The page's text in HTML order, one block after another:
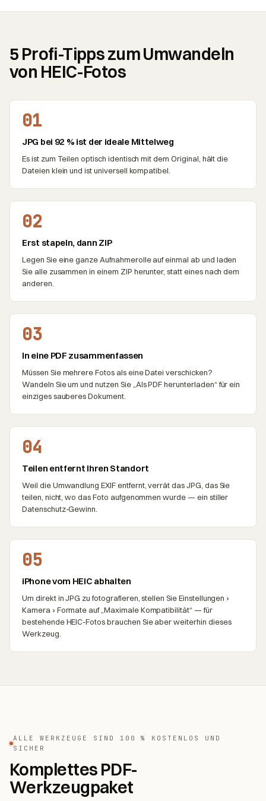
5 Profi-Tipps zum Umwandeln
von HEIC-Fotos
01
JPG bei 92 % ist der ideale Mittelweg
Es ist zum Teilen optisch identisch mit dem Original, hält die
Dateien klein und ist universell kompatibel.
02
Erst stapeln, dann ZIP
Legen Sie eine ganze Aufnahmerolle auf einmal ab und laden
Sie alle zusammen in einem ZIP herunter, statt eines nach dem
anderen.
03
In eine PDF zusammenfassen
Müssen Sie mehrere Fotos als eine Datei verschicken?
Wandeln Sie um und nutzen Sie „Als PDF herunterladen“ für ein
einziges sauberes Dokument.
04
Teilen entfernt Ihren Standort
Weil die Umwandlung EXIF entfernt, verrät das JPG, das Sie
teilen, nicht, wo das Foto aufgenommen wurde — ein stiller
Datenschutz-Gewinn.
05
iPhone vom HEIC abhalten
Um direkt in JPG zu fotografieren, stellen Sie Einstellungen ›
Kamera › Formate auf „Maximale Kompatibilität“ — für
bestehende HEIC-Fotos brauchen Sie aber weiterhin dieses
Werkzeug.
ALLE WERKZEUGE SIND 100 % KOSTENLOS UND
SICHER
Komplettes PDF-
Werkzeugpaket